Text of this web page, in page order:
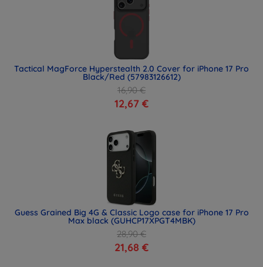
Tactical MagForce Hyperstealth 2.0 Cover for iPhone 17 Pro
Black/Red (57983126612)
16,90 €
12,67 €
Guess Grained Big 4G & Classic Logo case for iPhone 17 Pro
Max black (GUHCP17XPGT4MBK)
28,90 €
21,68 €